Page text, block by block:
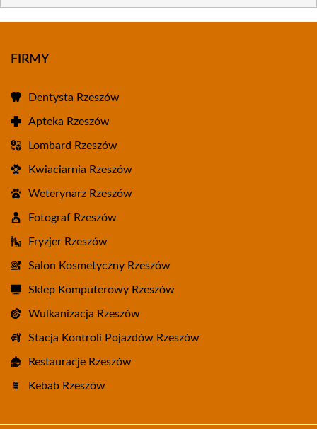
FIRMY
Dentysta Rzeszów
Apteka Rzeszów
Lombard Rzeszów
Kwiaciarnia Rzeszów
Weterynarz Rzeszów
Fotograf Rzeszów
Fryzjer Rzeszów
Salon Kosmetyczny Rzeszów
Sklep Komputerowy Rzeszów
Wulkanizacja Rzeszów
Stacja Kontroli Pojazdów Rzeszów
Restauracje Rzeszów
Kebab Rzeszów